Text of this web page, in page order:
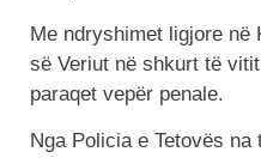
Me ndryshimet ligjore në
së Veriut në shkurt të
paraqet vepër penale.
Nga Policia e Tetovës na